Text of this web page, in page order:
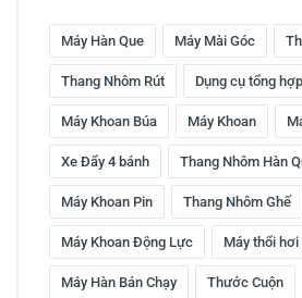
Máy Hàn Que Máy Mài Góc
Thang Nhôm Rút Dụng cụ tổng hợp
Máy Khoan Búa Máy Khoan
Xe Đẩy 4 bánh Thang Nhôm Hàn
Máy Khoan Pin Thang Nhôm Ghế
Máy Khoan Động Lực Máy thổi hơi
Máy Hàn Bán Chạy Thước Cuộn